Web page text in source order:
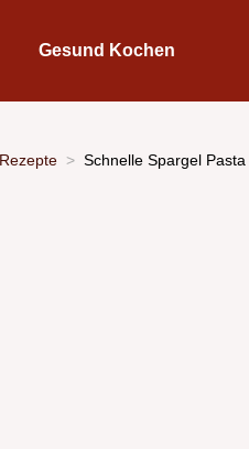
Gesund Kochen
Rezepte Schnelle Spargel